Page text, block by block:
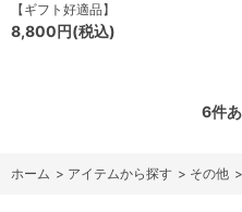
【ギフト好適品】
8,800円(税込)
6件
ホーム > アイテムから探す > その他 >